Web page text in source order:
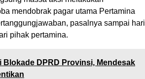
mendobrak pagar utama Pertamina
pasalnya sampai hari
pihak pertamina.
Blokade DPRD Provinsi, Mendesak